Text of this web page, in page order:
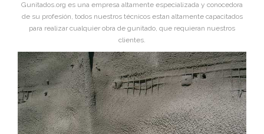
Gunitados.org es una empresa altamente especializada y conocedora
de su profesión, todos nuestros técnicos estan altamente capacitados
para realizar cualquier obra de gunitado, que requieran nuestros
clientes.